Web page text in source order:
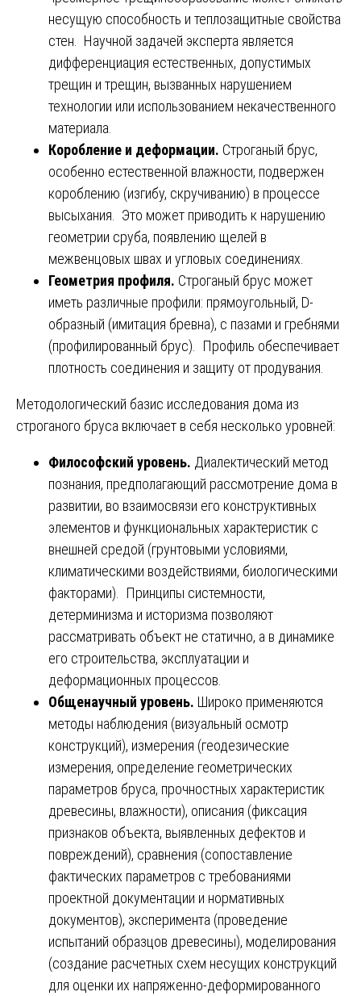
несущую способность и теплозащитные свойства
стен. Научной задачей эксперта является
дифференциация естественных, допустимых
трещин и трещин, вызванных нарушением
технологии или использованием некачественного
материала.
Коробление и деформации. Строганый брус,
особенно естественной влажности, подвержен
короблению (изгибу, скручиванию) в процессе
высыхания. Это может приводить к нарушению
геометрии сруба, появлению щелей в
межвенцовых швах и угловых соединениях.
Геометрия профиля. Строганый брус может
иметь различные профили: прямоугольный, D-
образный (имитация бревна), с пазами и гребнями
(профилированный брус). Профиль обеспечивает
плотность соединения и защиту от продувания.
Методологический базис исследования дома из
строганого бруса включает в себя несколько уровней:
Философский уровень. Диалектический метод
познания, предполагающий рассмотрение дома в
развитии, во взаимосвязи его конструктивных
элементов и функциональных характеристик с
внешней средой (грунтовыми условиями,
климатическими воздействиями, биологическими
факторами). Принципы системности,
детерминизма и историзма позволяют
рассматривать объект не статично, а в динамике
его строительства, эксплуатации и
деформационных процессов.
Общенаучный уровень. Широко применяются
методы наблюдения (визуальный осмотр
конструкций), измерения (геодезические
измерения, определение геометрических
параметров бруса, прочностных характеристик
древесины, влажности), описания (фиксация
признаков объекта, выявленных дефектов и
повреждений), сравнения (сопоставление
фактических параметров с требованиями
проектной документации и нормативных
документов), эксперимента (проведение
испытаний образцов древесины), моделирования
(создание расчетных схем несущих конструкций
для оценки их напряженно-деформированного